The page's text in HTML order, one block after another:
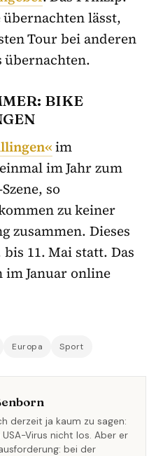
übernachten lässt,
Tour bei anderen
BIKE
im
im Jahr zum
so
zu keiner
zusammen. Dieses
11. Mai statt. Das
Januar online
Europa Sport
derzeit ja kaum zu sagen:
Virus nicht los. Aber er
bei der